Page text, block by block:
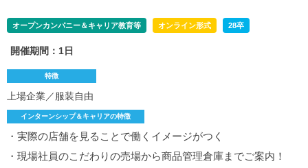
オープンカンパニー＆キャリア教育等 オンライン形式 28卒
開催期間：1日
特徴
上場企業／服装自由
インターンシップ＆キャリアの特徴
・実際の店舗を見ることで働くイメージがつく
・現場社員のこだわりの売場から商品管理倉庫までご案内！